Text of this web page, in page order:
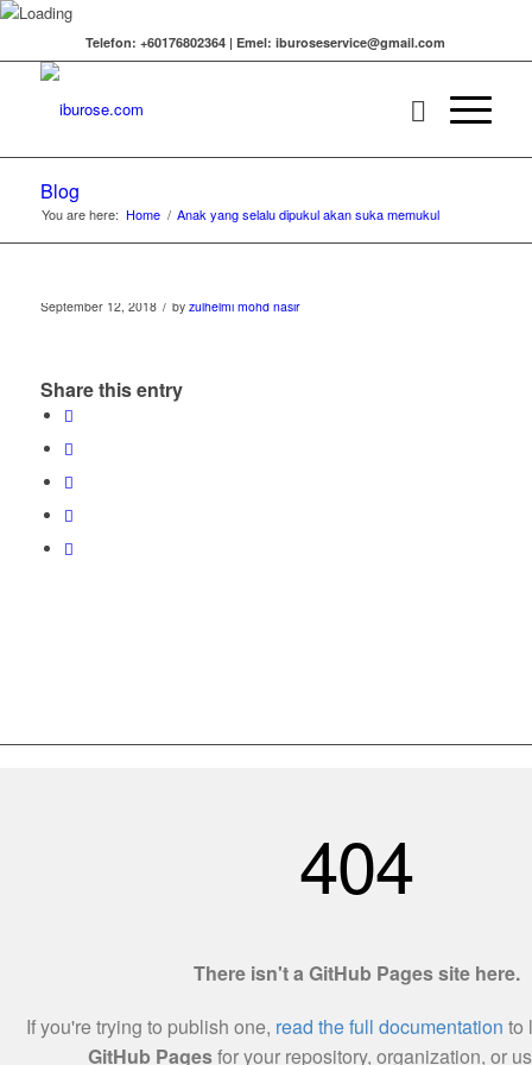
Telefon: +60176802364 | Emel: iburoseservice@gmail.com
Blog
You are here: Home / Anak yang selalu dipukul akan suka memukul
September 12, 2018 / by zulhelmi mohd nasir
Share this entry